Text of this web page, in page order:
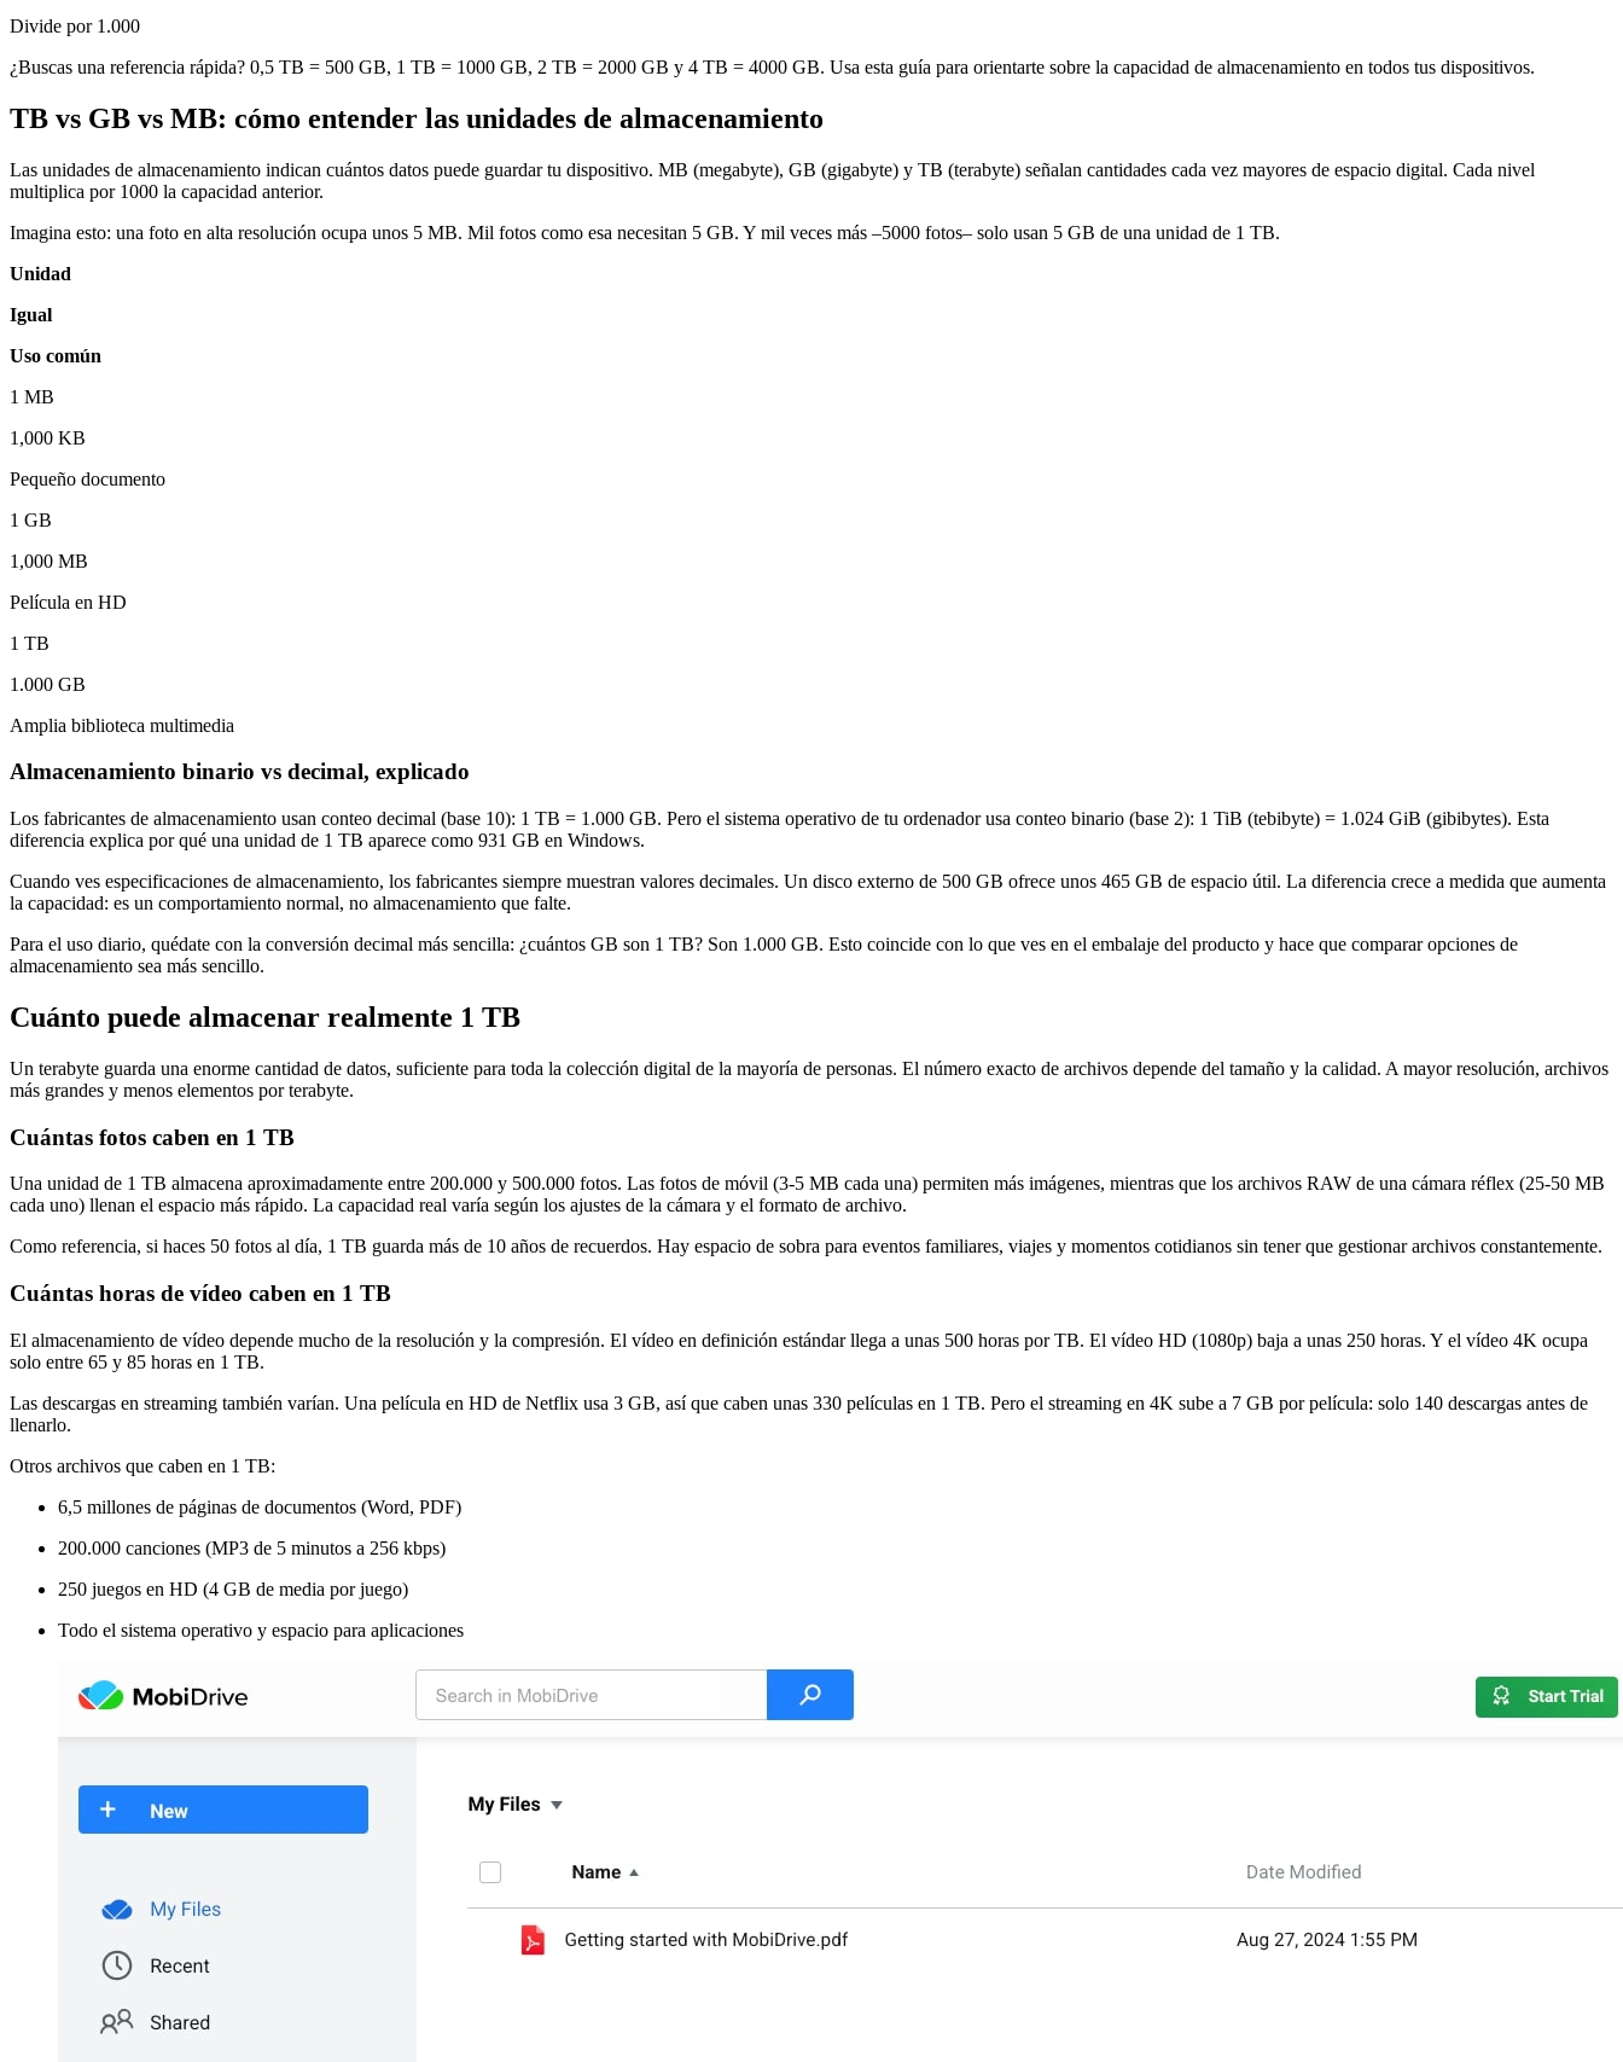
Divide por 1.000
¿Buscas una referencia rápida? 0,5 TB = 500 GB, 1 TB = 1000 GB, 2 TB = 2000 GB y 4 TB = 4000 GB. Usa esta guía para orientarte sobre la capacidad de almacenamiento en todos tus dispositivos.
TB vs GB vs MB: cómo entender las unidades de almacenamiento
Las unidades de almacenamiento indican cuántos datos puede guardar tu dispositivo. MB (megabyte), GB (gigabyte) y TB (terabyte) señalan cantidades cada vez mayores de espacio digital. Cada nivel
multiplica por 1000 la capacidad anterior.
Imagina esto: una foto en alta resolución ocupa unos 5 MB. Mil fotos como esa necesitan 5 GB. Y mil veces más –5000 fotos– solo usan 5 GB de una unidad de 1 TB.
Unidad
Igual
Uso común
1 MB
1,000 KB
Pequeño documento
1 GB
1,000 MB
Película en HD
1 TB
1.000 GB
Amplia biblioteca multimedia
Almacenamiento binario vs decimal, explicado
Los fabricantes de almacenamiento usan conteo decimal (base 10): 1 TB = 1.000 GB. Pero el sistema operativo de tu ordenador usa conteo binario (base 2): 1 TiB (tebibyte) = 1.024 GiB (gibibytes). Esta
diferencia explica por qué una unidad de 1 TB aparece como 931 GB en Windows.
Cuando ves especificaciones de almacenamiento, los fabricantes siempre muestran valores decimales. Un disco externo de 500 GB ofrece unos 465 GB de espacio útil. La diferencia crece a medida que aumenta
la capacidad: es un comportamiento normal, no almacenamiento que falte.
Para el uso diario, quédate con la conversión decimal más sencilla: ¿cuántos GB son 1 TB? Son 1.000 GB. Esto coincide con lo que ves en el embalaje del producto y hace que comparar opciones de
almacenamiento sea más sencillo.
Cuánto puede almacenar realmente 1 TB
Un terabyte guarda una enorme cantidad de datos, suficiente para toda la colección digital de la mayoría de personas. El número exacto de archivos depende del tamaño y la calidad. A mayor resolución, archivos
más grandes y menos elementos por terabyte.
Cuántas fotos caben en 1 TB
Una unidad de 1 TB almacena aproximadamente entre 200.000 y 500.000 fotos. Las fotos de móvil (3-5 MB cada una) permiten más imágenes, mientras que los archivos RAW de una cámara réflex (25-50 MB
cada uno) llenan el espacio más rápido. La capacidad real varía según los ajustes de la cámara y el formato de archivo.
Como referencia, si haces 50 fotos al día, 1 TB guarda más de 10 años de recuerdos. Hay espacio de sobra para eventos familiares, viajes y momentos cotidianos sin tener que gestionar archivos constantemente.
Cuántas horas de vídeo caben en 1 TB
El almacenamiento de vídeo depende mucho de la resolución y la compresión. El vídeo en definición estándar llega a unas 500 horas por TB. El vídeo HD (1080p) baja a unas 250 horas. Y el vídeo 4K ocupa
solo entre 65 y 85 horas en 1 TB.
Las descargas en streaming también varían. Una película en HD de Netflix usa 3 GB, así que caben unas 330 películas en 1 TB. Pero el streaming en 4K sube a 7 GB por película: solo 140 descargas antes de
llenarlo.
Otros archivos que caben en 1 TB:
6,5 millones de páginas de documentos (Word, PDF)
200.000 canciones (MP3 de 5 minutos a 256 kbps)
250 juegos en HD (4 GB de media por juego)
Todo el sistema operativo y espacio para aplicaciones